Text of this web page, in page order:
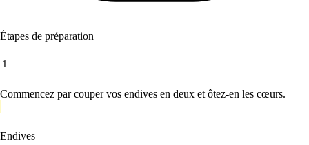
Étapes de préparation
1
Commencez par couper vos endives en deux et ôtez-en les cœurs.
Endives